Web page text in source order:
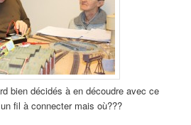
bien décidés à en découdre avec ce
fil à connecter mais où???